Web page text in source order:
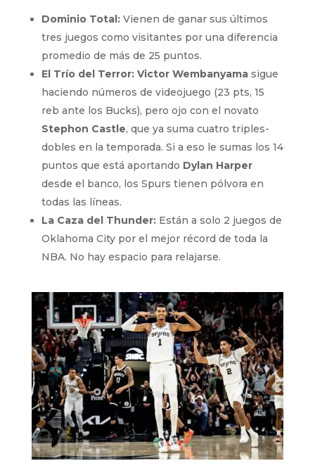
Dominio Total:Vienen de ganar sus últimos
tres juegos como visitantes por una diferencia
promedio de más de 25 puntos.
El Trío del Terror: Victor Wembanyamasigue
haciendo números de videojuego (23 pts, 15
reb ante los Bucks), pero ojo con el novato
Stephon Castle, que ya suma cuatro triples-
dobles en la temporada. Si a eso le sumas los 14
puntos que está aportando Dylan Harper
desde el banco, los Spurs tienen pólvora en
todas las líneas.
La Caza del Thunder:Están a solo 2 juegos de
Oklahoma City por el mejor récord de toda la
NBA. No hay espacio para relajarse.